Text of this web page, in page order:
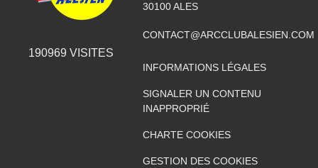
190969 VISITES
30100 ALES
CONTACT@ARCCLUBALESIEN.COM
INFORMATIONS LÉGALES
SIGNALER UN CONTENU
INAPPROPRIÉ
CHARTE COOKIES
GESTION DES COOKIES